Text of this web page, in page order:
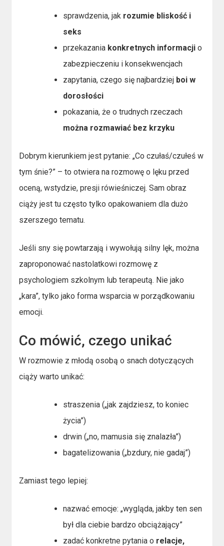
sprawdzenia, jak rozumie bliskość i
seks
przekazania konkretnych informacji o
zabezpieczeniu i konsekwencjach
zapytania, czego się najbardziej boi w
dorosłości
pokazania, że o trudnych rzeczach
można rozmawiać bez krzyku
Dobrym kierunkiem jest pytanie: „Co czułaś/czułeś w
tym śnie?” – to otwiera na rozmowę o lęku przed
oceną, wstydzie, presji rówieśniczej. Sam obraz
ciąży jest tu często tylko opakowaniem dla dużo
szerszego tematu.
Jeśli sny się powtarzają i wywołują silny lęk, można
zaproponować nastolatkowi rozmowę z
psychologiem szkolnym lub terapeutą. Nie jako
„kara”, tylko jako forma wsparcia w porządkowaniu
emocji.
Co mówić, czego unikać
W rozmowie z młodą osobą o snach dotyczących
ciąży warto unikać:
straszenia („jak zajdziesz, to koniec
życia”)
drwin („no, mamusia się znalazła”)
bagatelizowania („bzdury, nie gadaj”)
Zamiast tego lepiej:
nazwać emocje: „wygląda, jakby ten sen
był dla ciebie bardzo obciążający”
zadać konkretne pytania o relacje,